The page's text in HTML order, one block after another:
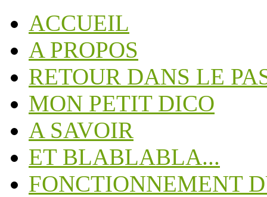
ACCUEIL
A PROPOS
RETOUR DANS LE
MON PETIT DICO
A SAVOIR
ET BLABLABLA...
FONCTIONNEMENT